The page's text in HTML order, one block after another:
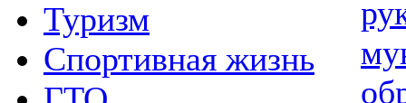
Туризм
Спортивная жизнь